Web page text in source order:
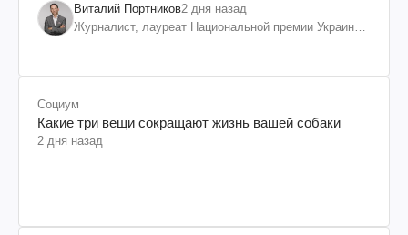
Виталий Портников2 дня назад
Журналист, лауреат Национальной премии Украины
Социум
Какие три вещи сокращают жизнь вашей собаки
2 дня назад